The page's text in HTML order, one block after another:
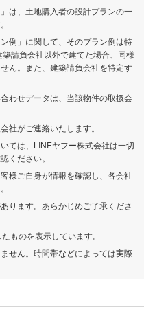
は、土地購入者の設計プランの一
例」に関して、そのプラン例は特
請負会社以外で建てた場合、同様
ん。また、建築請負会社を特定す
わせデータは、当該物件の取扱会
社がご連絡いたします。
ては、LINEヤフー株式会社は一切
ください。
様ご自身が情報を確認し、各会社
ります。あらかじめご了承くださ
ものを表示しています。
せん。時間帯などによっては実際